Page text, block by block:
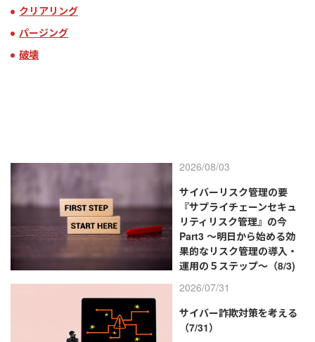
クリアリング
パージング
破壊
2026/08/03
サイバーリスク管理の要
『サプライチェーンセキュ
リティリスク管理』の今
Part3 ～明日から始める効
果的なリスク管理の導入・
運用の５ステップ～（8/3)
2026/07/31
サイバー詐欺対策を考える
（7/31）